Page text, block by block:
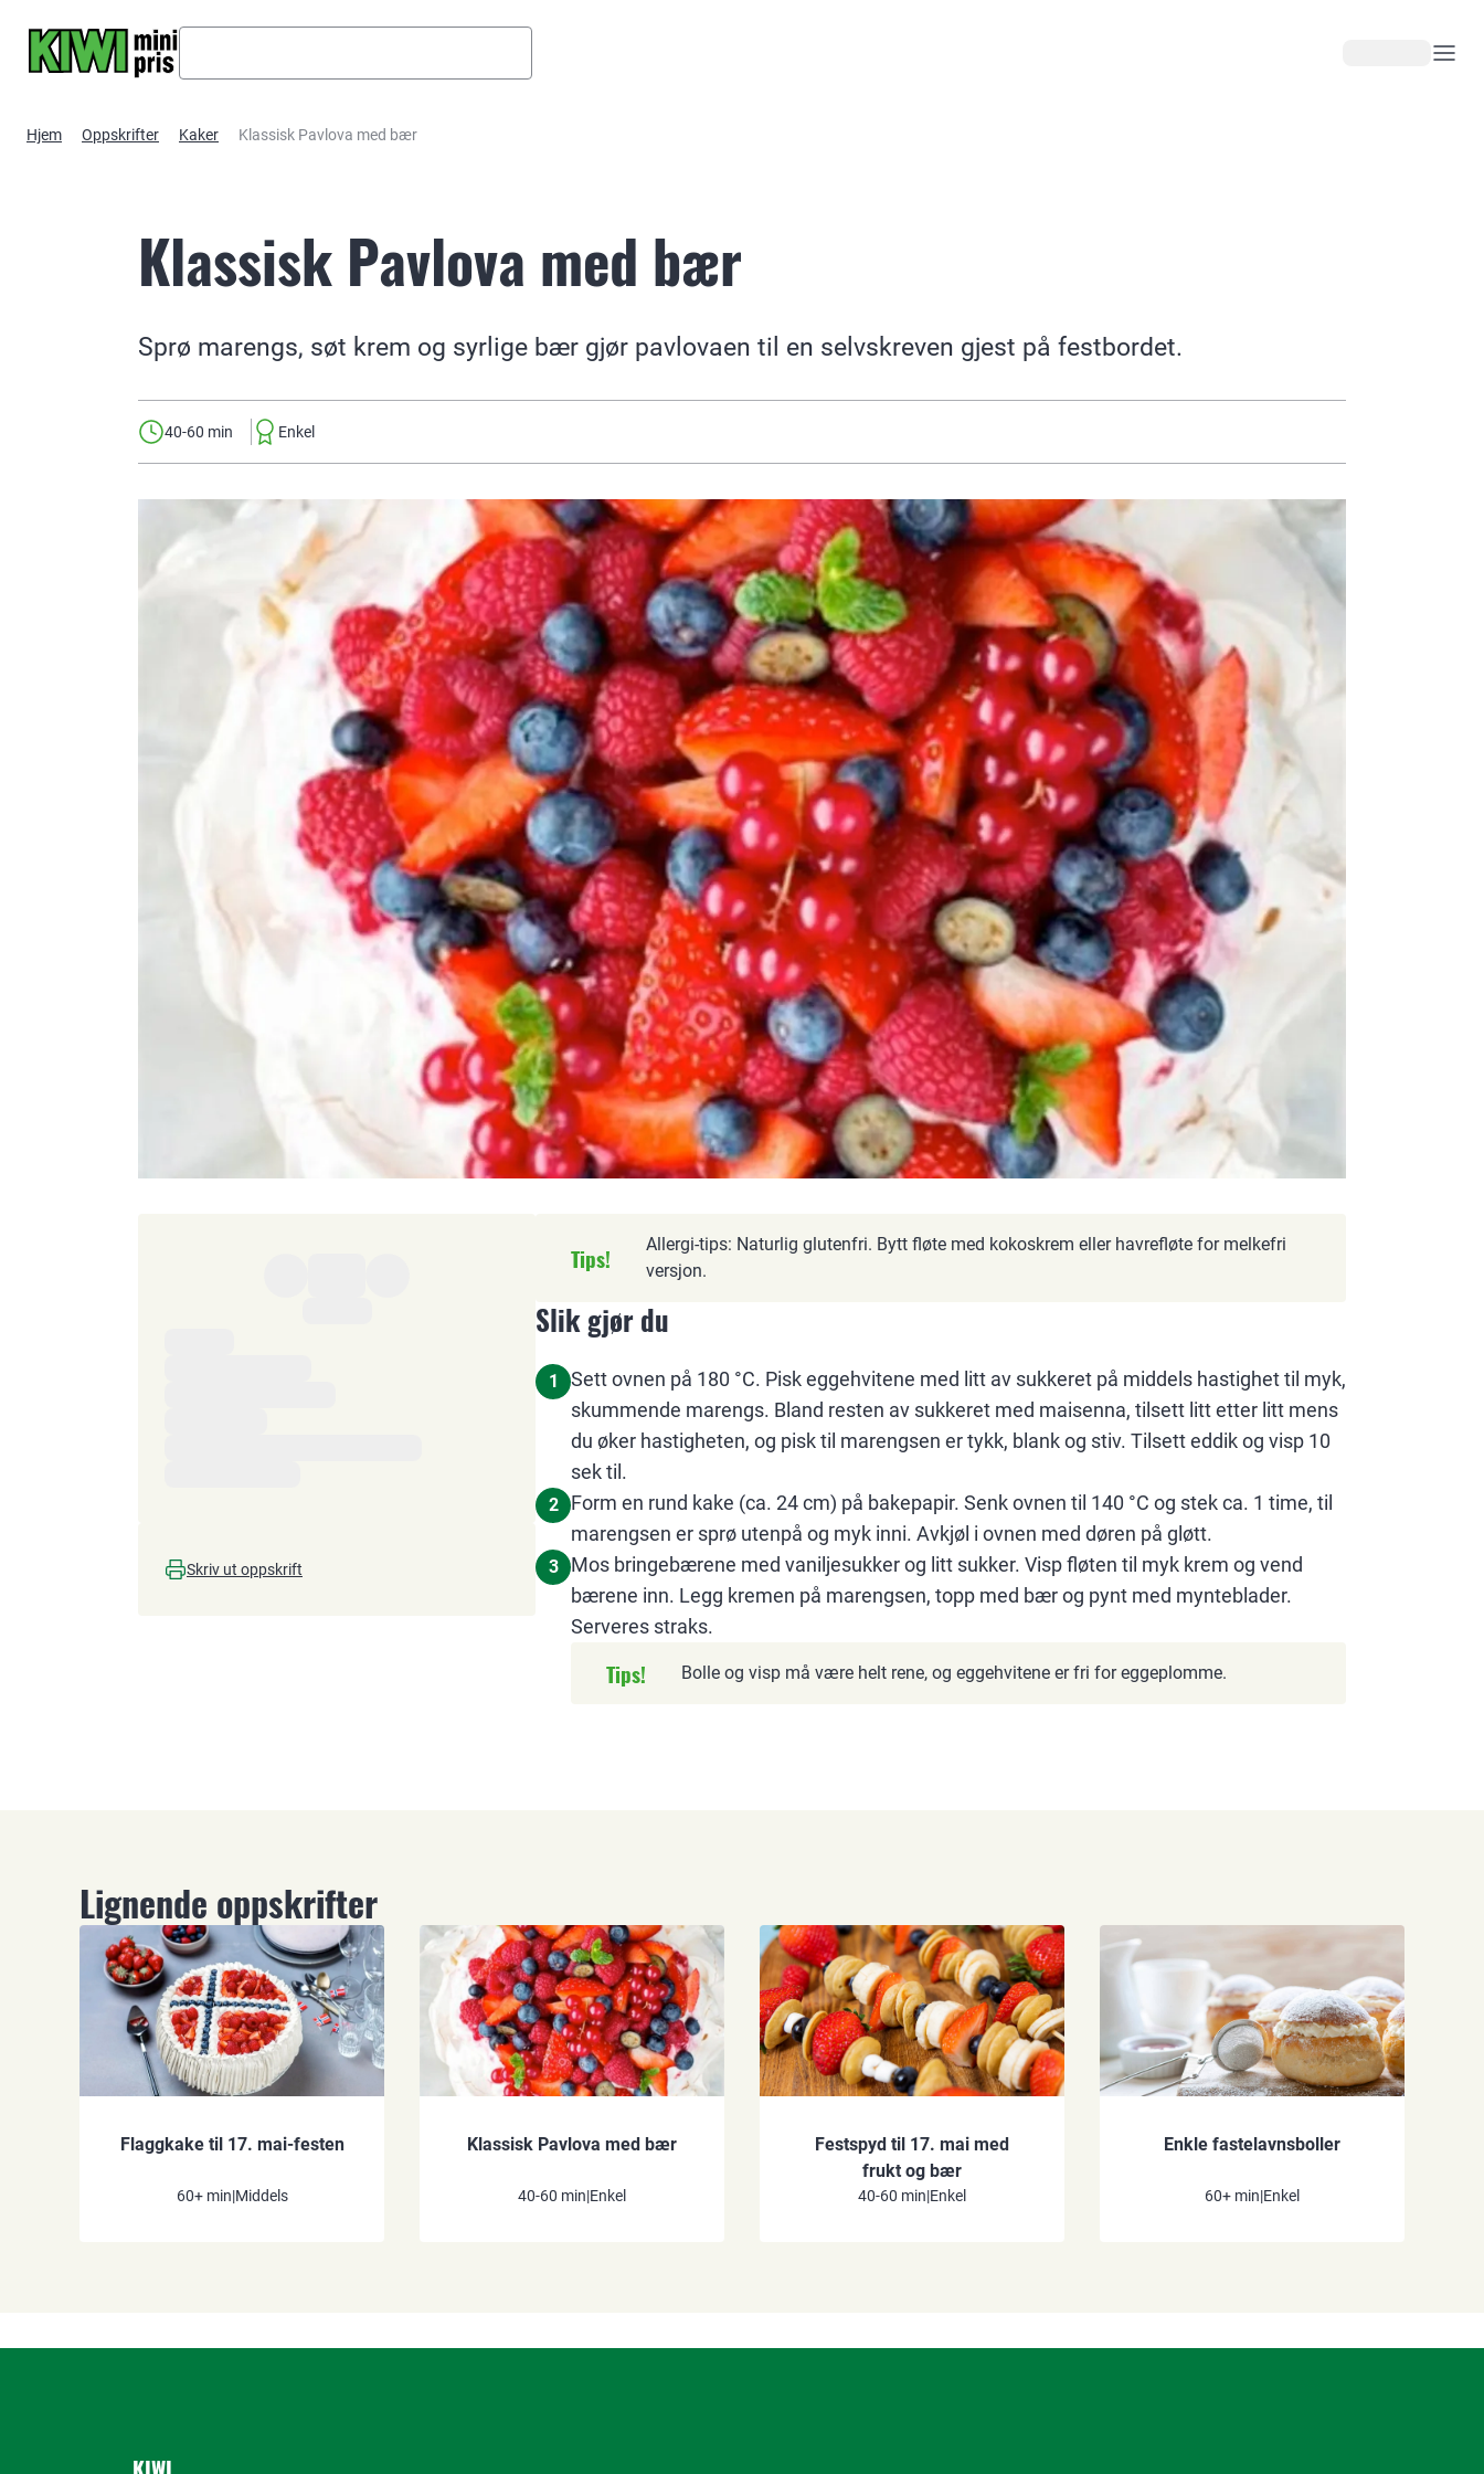
Hjem Oppskrifter Kaker Klassisk Pavlova med bær
Klassisk Pavlova med bær
Sprø marengs, søt krem og syrlige bær gjør pavlovaen til en selvskreven gjest på festbordet.
40-60 min Enkel
Skriv ut oppskrift
Tips!
Allergi-tips: Naturlig glutenfri. Bytt fløte med kokoskrem eller havrefløte for melkefri
versjon.
Slik gjør du
1
Sett ovnen på 180 °C. Pisk eggehvitene med litt av sukkeret på middels hastighet til myk,
skummende marengs. Bland resten av sukkeret med maisenna, tilsett litt etter litt mens
du øker hastigheten, og pisk til marengsen er tykk, blank og stiv. Tilsett eddik og visp 10
sek til.
2
Form en rund kake (ca. 24 cm) på bakepapir. Senk ovnen til 140 °C og stek ca. 1 time, til
marengsen er sprø utenpå og myk inni. Avkjøl i ovnen med døren på gløtt.
3
Mos bringebærene med vaniljesukker og litt sukker. Visp fløten til myk krem og vend
bærene inn. Legg kremen på marengsen, topp med bær og pynt med mynteblader.
Serveres straks.
Tips! Bolle og visp må være helt rene, og eggehvitene er fri for eggeplomme.
Lignende oppskrifter
Flaggkake til 17. mai-festen
60+ min|Middels
Klassisk Pavlova med bær
40-60 min|Enkel
Festspyd til 17. mai med
frukt og bær
40-60 min|Enkel
Enkle fastelavnsboller
60+ min|Enkel
KIWI